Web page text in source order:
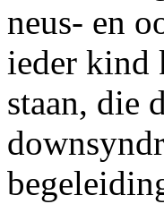
neus- en
ieder kind
staan, die